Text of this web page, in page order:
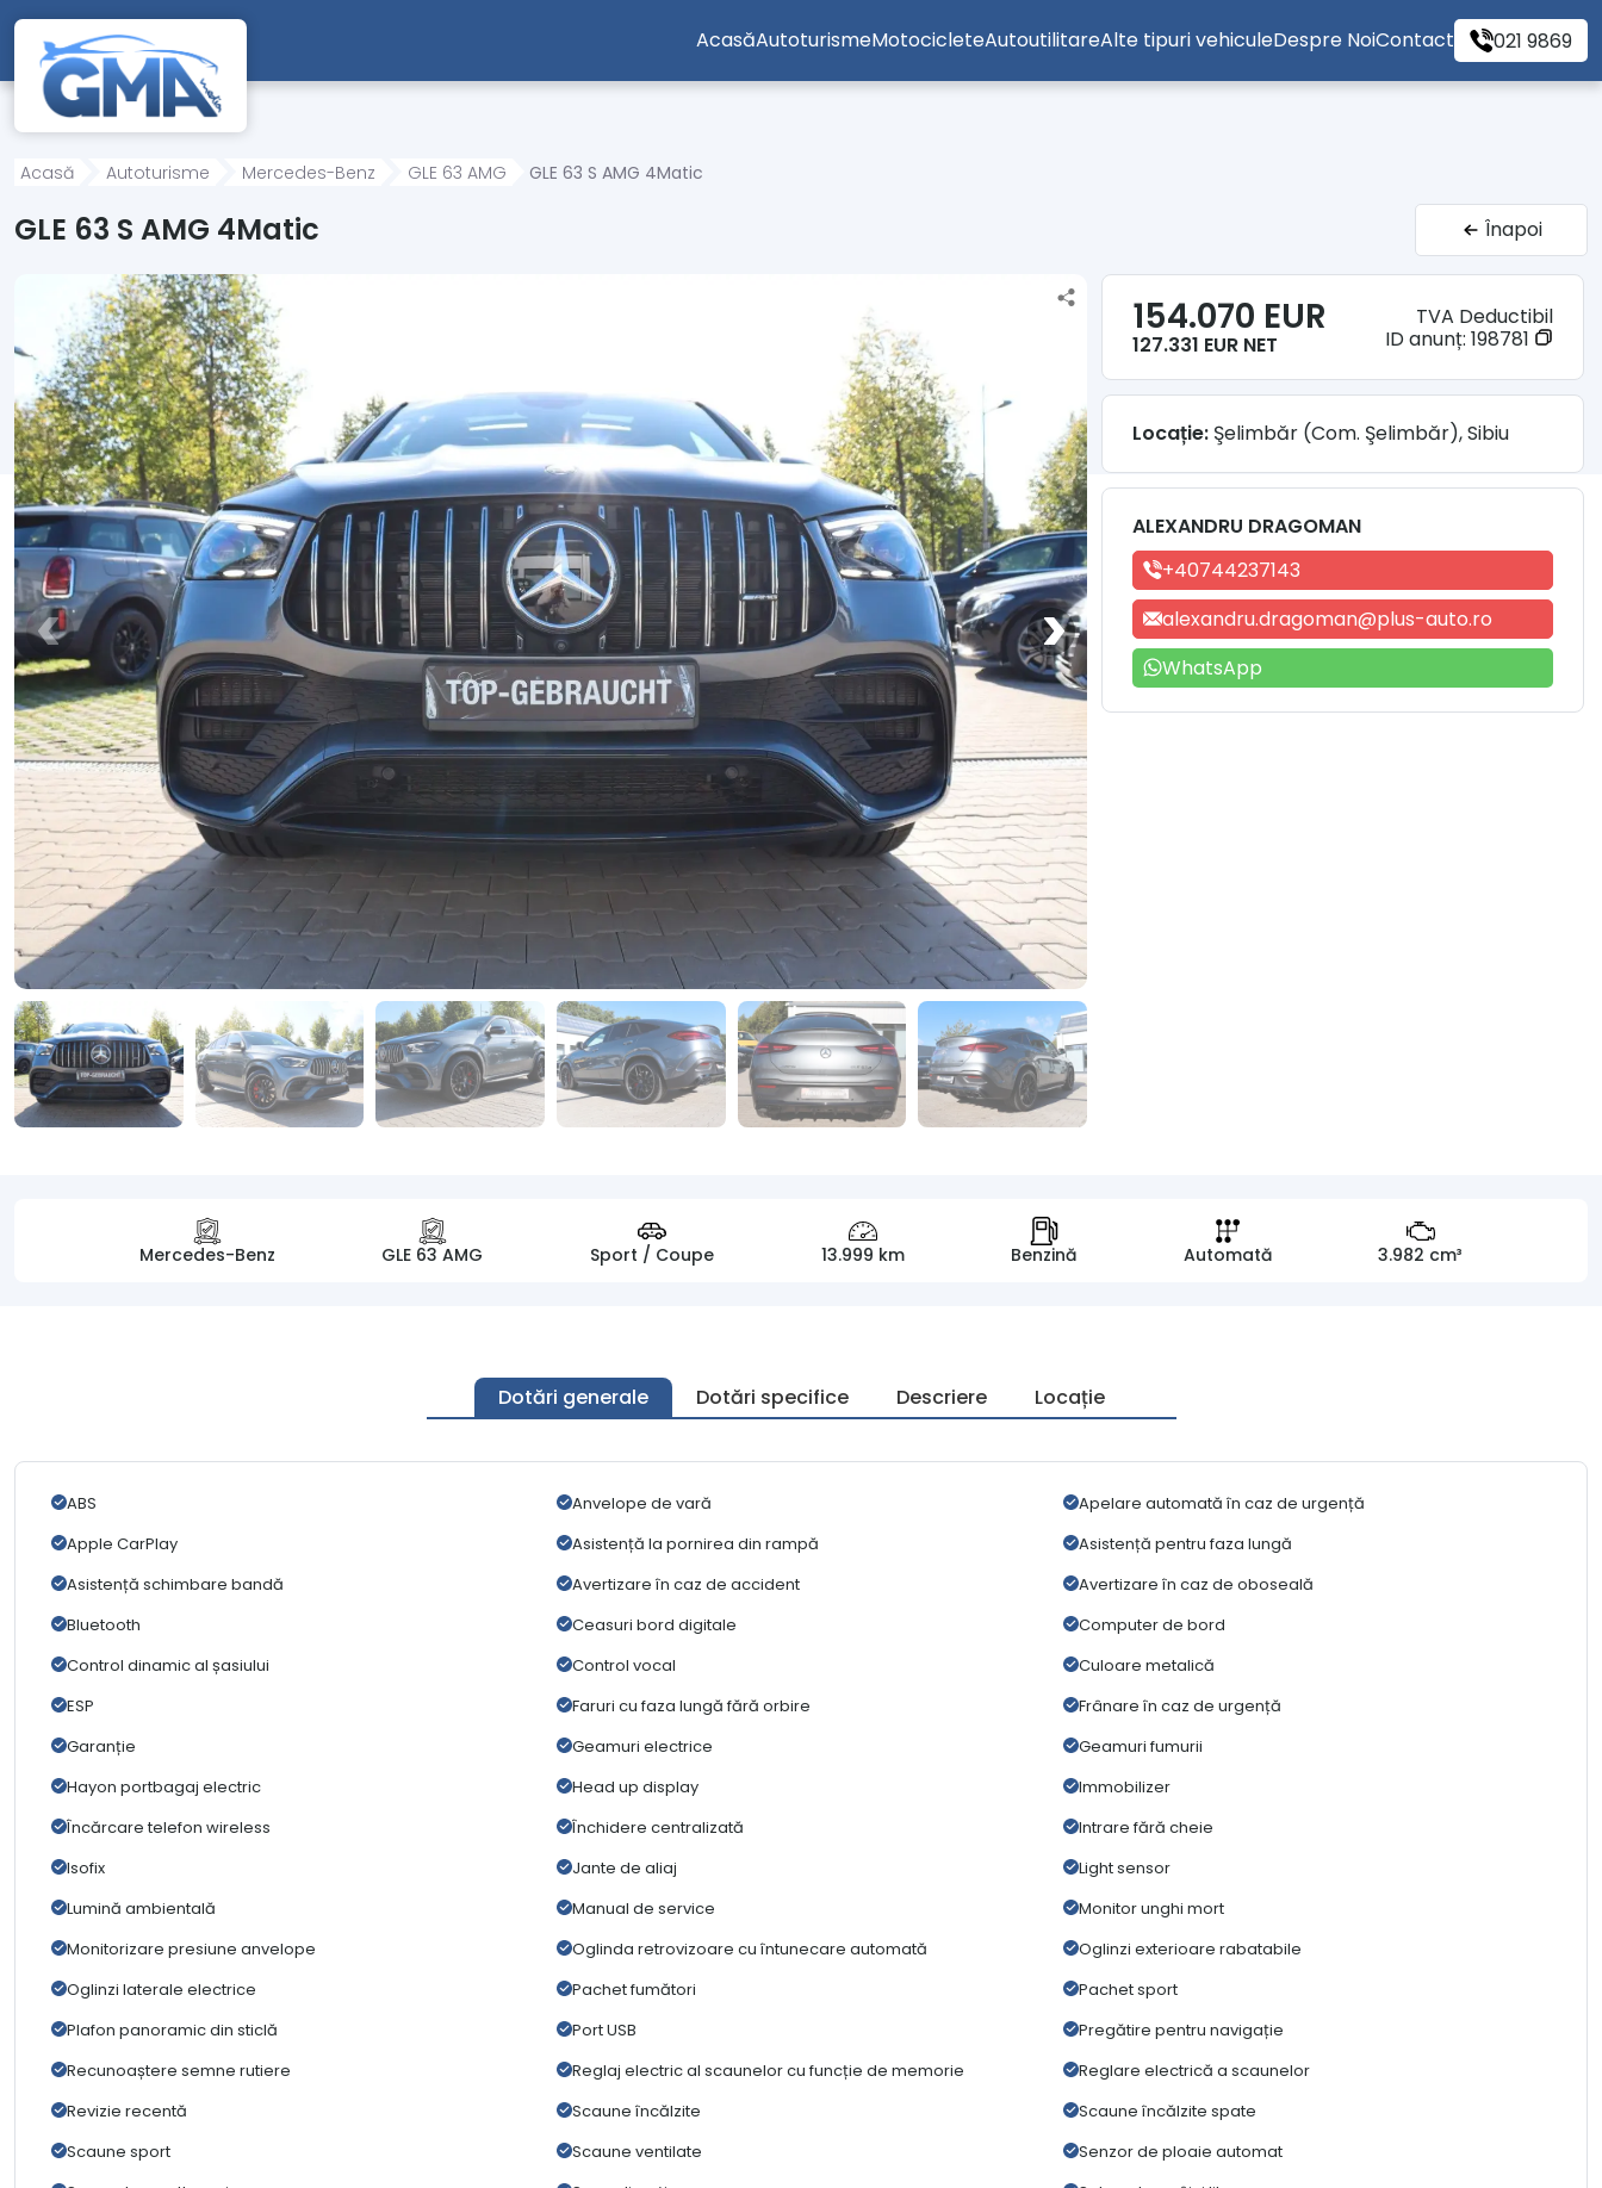
Mergi direct la conținutul principal
AcasăAutoturismeMotocicleteAutoutilitareAlte tipuri vehiculeDespre NoiContact 021 9869
Acasă Autoturisme Mercedes-Benz GLE 63 AMG GLE 63 S AMG 4Matic
GLE 63 S AMG 4Matic Înapoi
Mercedes-Benz GLE 63 AMG Sport / Coupe 13.999 km Benzină Automată 3.982 cm³
Dotări generale Dotări specifice Descriere Locație
ABS Anvelope de vară
Apelare automată în caz de urgență
Apple CarPlay
Asistență la pornirea din rampă
Asistență pentru faza lungă
Asistență schimbare bandă
Avertizare în caz de accident
Avertizare în caz de oboseală
Bluetooth
Ceasuri bord digitale
Computer de bord
Control dinamic al șasiului
Control vocal
Culoare metalică
ESP
Faruri cu faza lungă fără orbire
Frânare în caz de urgență
Garanție
Geamuri electrice
Geamuri fumurii
Hayon portbagaj electric
Head up display
Immobilizer
Încărcare telefon wireless
Închidere centralizată
Intrare fără cheie
Isofix
Jante de aliaj
Light sensor
Lumină ambientală
Manual de service
Monitor unghi mort
Monitorizare presiune anvelope
Oglinda retrovizoare cu întunecare automată
Oglinzi exterioare rabatabile
Oglinzi laterale electrice
Pachet fumători
Pachet sport
Plafon panoramic din sticlă
Port USB
Pregătire pentru navigație
Recunoaștere semne rutiere
Reglaj electric al scaunelor cu funcție de memorie
Reglare electrică a scaunelor
Revizie recentă
Scaune încălzite
Scaune încălzite spate
Scaune sport
Scaune ventilate
Senzor de ploaie automat
154.070 EUR
127.331 EUR NET
TVA Deductibil
ID anunț: 198781
Locație: Şelimbăr (Com. Şelimbăr), Sibiu
ALEXANDRU DRAGOMAN
+40744237143
alexandru.dragoman@plus-auto.ro
WhatsApp